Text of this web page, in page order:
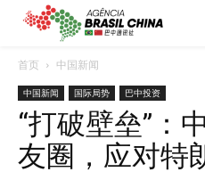
首页 中国新闻
中国新闻 国际局势 巴中投资
“打破壁垒”：
友圈，应对特